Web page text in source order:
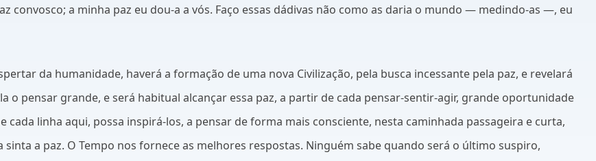
convosco; a minha paz eu dou-a a vós. Faço essas dádivas não como as daria o mundo — medindo-as —, eu
da humanidade, haverá a formação de uma nova Civilização, pela busca incessante pela paz, e revelará
o pensar grande, e será habitual alcançar essa paz, a partir de cada pensar-sentir-agir, grande oportunidade
cada linha aqui, possa inspirá-los, a pensar de forma mais consciente, nesta caminhada passageira e curta,
a paz. O Tempo nos fornece as melhores respostas. Ninguém sabe quando será o último suspiro,